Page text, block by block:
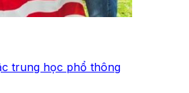
trung học phổ thông